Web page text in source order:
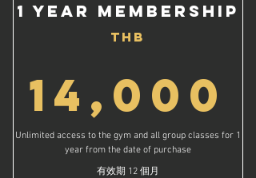
Unlimited Gym Access for 2 Years!
3 Free Kick-Starter Personal Training
Free Coffee on your Birthday and Renewal
Date*
รับข้อเสนอที่ดีที่สุด!
ชั้นเรียนกลุ่มไม่จำกัด
สิทธิ์เข้ายิมไม่จำกัดเป็นเวลา 2 ปี!
1 Year Membership
THB
14,000
Unlimited access to the gym and all group classes for 1
year from the date of purchase
有效期 12 個月